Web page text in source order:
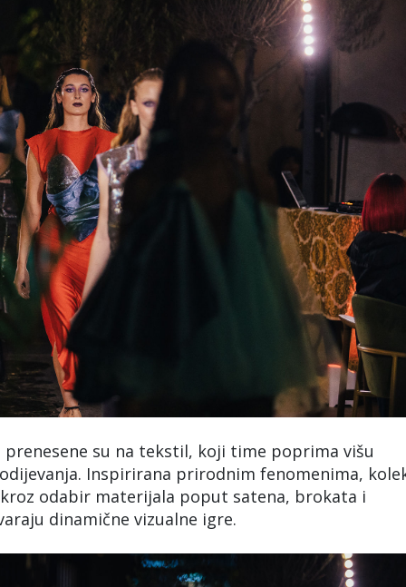
su na tekstil, koji time poprima višu
Inspirirana prirodnim fenomenima,
odabir materijala poput satena, brokata i
dinamične vizualne igre.